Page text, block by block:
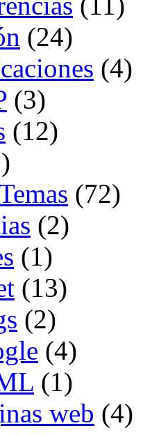
(24)
(4)
(3)
(12)
(72)
(2)
(1)
(13)
(2)
(4)
(1)
web (4)